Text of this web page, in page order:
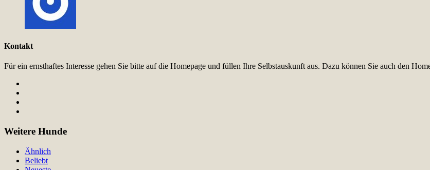
Kontakt
Für ein ernsthaftes Interesse gehen Sie bitte auf die Homepage und füllen Ihre Selbstauskunft aus. Dazu können Sie auch den
Weitere Hunde
Ähnlich
Beliebt